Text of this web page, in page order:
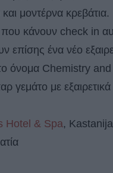
μοντέρνα κρεβάτια.
που κάνουν check in
επίσης ένα νέο
όνομα Chemistry and
γεμάτο με εξαιρετικά
Hotel & Spa,